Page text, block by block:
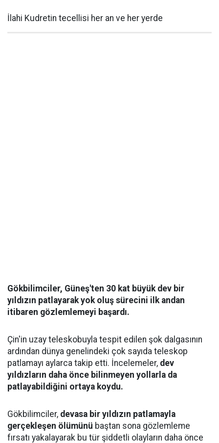
İlahi Kudretin tecellisi her an ve her yerde
Gökbilimciler, Güneş'ten 30 kat büyük dev bir
yıldızın patlayarak yok oluş sürecini ilk andan
itibaren gözlemlemeyi başardı.
Çin'in uzay teleskobuyla tespit edilen şok dalgasının
ardından dünya genelindeki çok sayıda teleskop
patlamayı aylarca takip etti. İncelemeler, dev
yıldızların daha önce bilinmeyen yollarla da
patlayabildiğini ortaya koydu.
Gökbilimciler, devasa bir yıldızın patlamayla
gerçekleşen ölümünü baştan sona gözlemleme
fırsatı yakalayarak bu tür şiddetli olayların daha önce